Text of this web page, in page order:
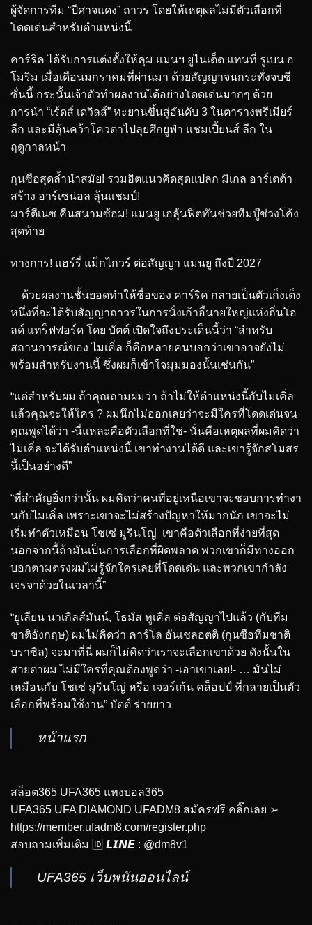
ผู้จัดการทีม “ปีศาจแดง” ถาวร โดยให้เหตุผลไม่มีตัวเลือกที่
โดดเด่นสำหรับตำแหน่งนี้
คาร์ริค ได้รับการแต่งตั้งให้คุม แมนฯ ยูไนเต็ด แทนที่ รูเบน อ
โมริม เมื่อเดือนมกราคมที่ผ่านมา ด้วยสัญญาจนกระทั่งจบซี
ซั่นนี้ กระนั้นเจ้าตัวทำผลงานได้อย่างโดดเด่นมากๆ ด้วย
การนำ “เร้ดส์ เดวิลส์” ทะยานขึ้นสู่อันดับ 3 ในตารางพรีเมียร์
ลีก และมีลุ้นคว้าโควตาไปลุยศึกยูฟ่า แชมเปี้ยนส์ ลีก ใน
ฤดูกาลหน้า
กุนซือสุดล้ำนำสมัย! รวมฮิตแนวคิดสุดแปลก มิเกล อาร์เตต้า
สร้าง อาร์เซน่อล ลุ้นแชมป์!
มาร์ตีเนซ คืนสนามซ้อม! แมนยู เฮลุ้นฟิตทันช่วยทีมบู๊ช่วงโค้ง
สุดท้าย
ทางการ! แฮร์รี่ แม็กไกวร์ ต่อสัญญา แมนยู ถึงปี 2027
ด้วยผลงานชั้นยอดทำให้ชื่อของ คาร์ริค กลายเป็นตัวเก็งเต็ง
หนึ่งที่จะได้รับสัญญาถาวรในการนั่งเก้าอี้นายใหญ่แห่งถิ่นโอ
ลด์ แทร็ฟฟอร์ด โดย บัตต์ เปิดใจถึงประเด็นนี้ว่า “สำหรับ
สถานการณ์ของ ไมเคิ่ล ก็คือหลายคนบอกว่าเขาอาจยังไม่
พร้อมสำหรับงานนี้ ซึ่งผมก็เข้าใจมุมมองนั้นเช่นกัน”
“แต่สำหรับผม ถ้าคุณถามผมว่า ถ้าไม่ให้ตำแหน่งนี้กับไมเคิ่ล
แล้วคุณจะให้ใคร ? ผมนึกไม่ออกเลยว่าจะมีใครที่โดดเด่นจน
คุณพูดได้ว่า -นี่แหละคือตัวเลือกที่ใช่- นั่นคือเหตุผลที่ผมคิดว่า
ไมเคิ่ล จะได้รับตำแหน่งนี้ เขาทำงานได้ดี และเขารู้จักสโมสร
นี้เป็นอย่างดี”
“ที่สำคัญยิ่งกว่านั้น ผมคิดว่าคนที่อยู่เหนือเขาจะชอบการทำงา
นกับไมเคิ่ล เพราะเขาจะไม่สร้างปัญหาให้มากนัก เขาจะไม่
เริ่มทำตัวเหมือน โชเซ่ มูรินโญ่ เขาคือตัวเลือกที่ง่ายที่สุด
นอกจากนี้ถ้ามันเป็นการเลือกที่ผิดพลาด พวกเขาก็มีทางออก
บอกตามตรงผมไม่รู้จักใครเลยที่โดดเด่น และพวกเขากำลัง
เจรจาด้วยในเวลานี้”
“ยูเลียน นาเกิลส์มันน์, โธมัส ทูเคิ่ล ต่อสัญญาไปแล้ว (กับทีม
ชาติอังกฤษ) ผมไม่คิดว่า คาร์โล อันเชลอตติ (กุนซือทีมชาติ
บราซิล) จะมาที่นี่ ผมก็ไม่คิดว่าเราจะเลือกเขาด้วย ดังนั้นใน
สายตาผม ไม่มีใครที่คุณต้องพูดว่า -เอาเขาเลย!- … มันไม่
เหมือนกับ โชเซ่ มูรินโญ่ หรือ เจอร์เก้น คล็อปป์ ที่กลายเป็นตัว
เลือกที่พร้อมใช้งาน” บัตต์ ร่ายยาว
หน้าแรก
สล็อต365 UFA365 แทงบอล365
UFA365 UFA DIAMOND UFADM8 สมัครฟรี คลิ๊กเลย ➢
https://member.ufadm8.com/register.php
สอบถามเพิ่มเติม 🆔 𝙇𝙄𝙉𝙀 : @dm8v1
UFA365 เว็บพนันออนไลน์